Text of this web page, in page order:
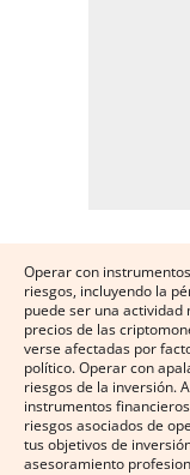
Operar con
riesgos, incluyendo la
puede ser una
precios de las
verse afectadas por
político. Operar con
riesgos de la inversión.
instrumentos
riesgos asociados de
tus objetivos de
asesoramiento